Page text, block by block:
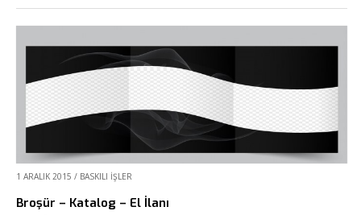
1 ARALIK 2015 / BASKILI İŞLER
Broşür – Katalog – El İlanı